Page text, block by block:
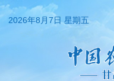
2026年8月7日 星期五